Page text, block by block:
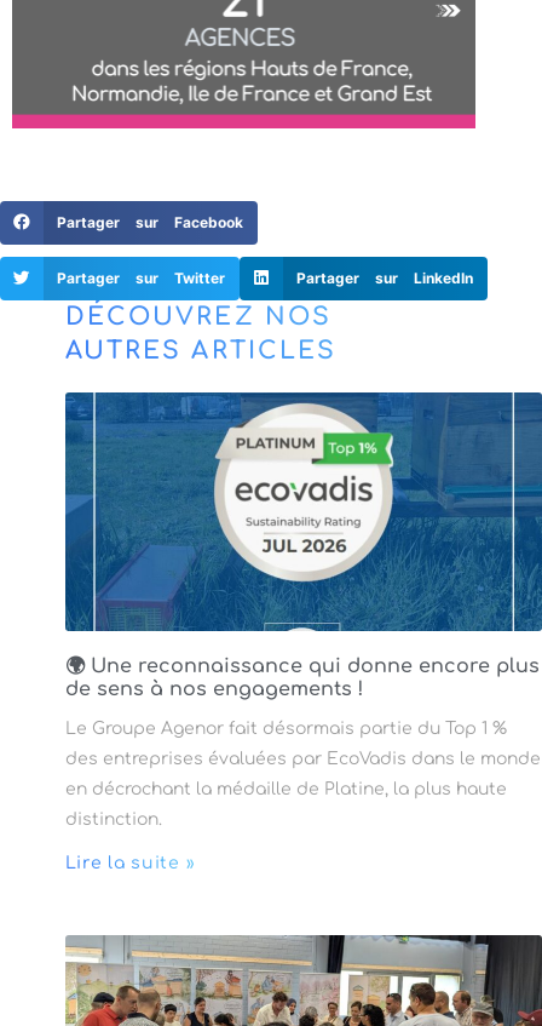
Partager sur Facebook
Partager sur Twitter Partager sur LinkedIn
DÉCOUVREZ NOS
AUTRES ARTICLES
🌍 Une reconnaissance qui donne encore plus
de sens à nos engagements !
Le Groupe Agenor fait désormais partie du Top 1 %
des entreprises évaluées par EcoVadis dans le monde
en décrochant la médaille de Platine, la plus haute
distinction.
Lire la suite »